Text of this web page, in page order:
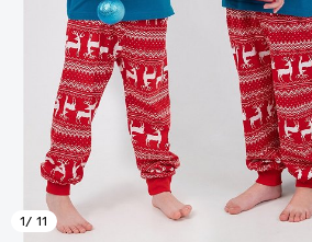
1/ 11